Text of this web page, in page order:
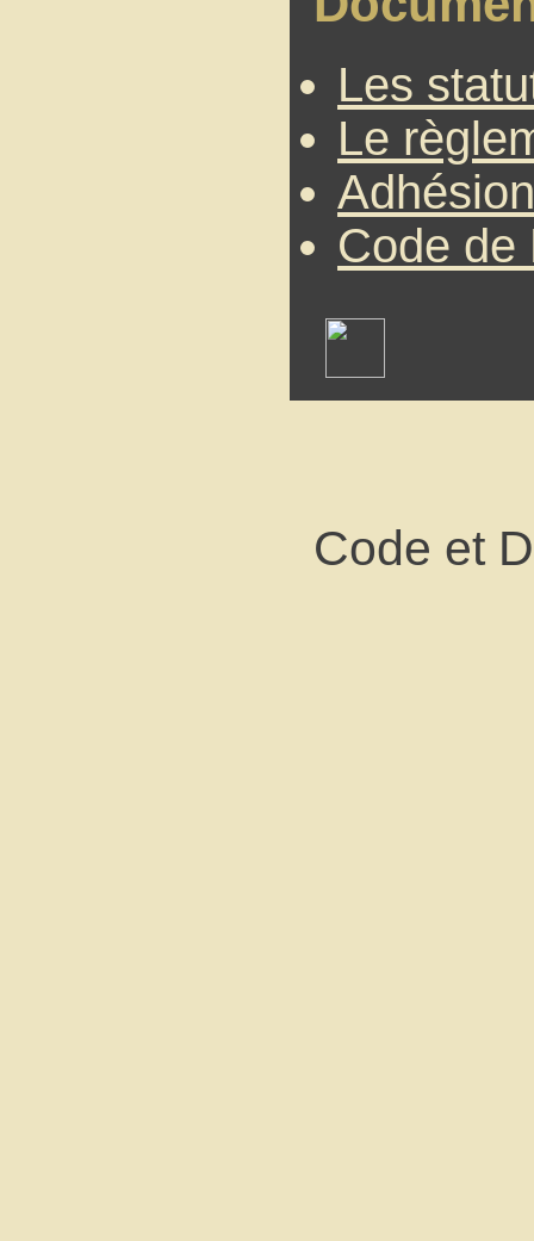
Les
Le
Code de
Code et